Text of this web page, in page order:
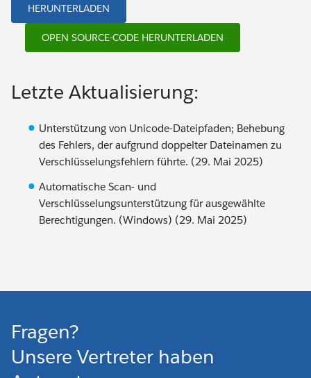
HERUNTERLADEN
OPEN SOURCE-CODE HERUNTERLADEN
Letzte Aktualisierung:
Unterstützung von Unicode-Dateipfaden; Behebung
des Fehlers, der aufgrund doppelter Dateinamen zu
Verschlüsselungsfehlern führte. (29. Mai 2025)
Automatische Scan- und
Verschlüsselungsunterstützung für ausgewählte
Berechtigungen. (Windows) (29. Mai 2025)
Fragen?
Unsere Vertreter haben